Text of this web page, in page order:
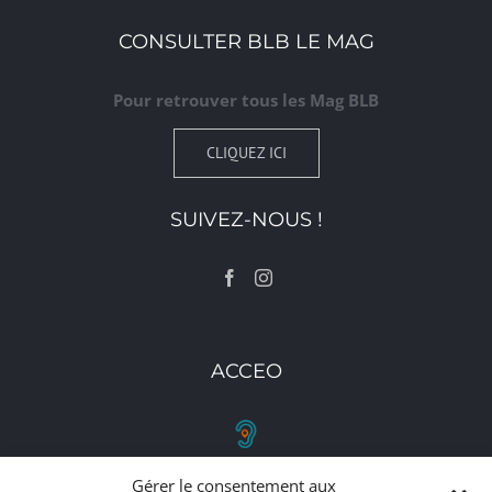
Gérer le consentement aux
CONSULTER BLB LE MAG
Pour retrouver tous les Mag BLB
CLIQUEZ ICI
SUIVEZ-NOUS !
ACCEO